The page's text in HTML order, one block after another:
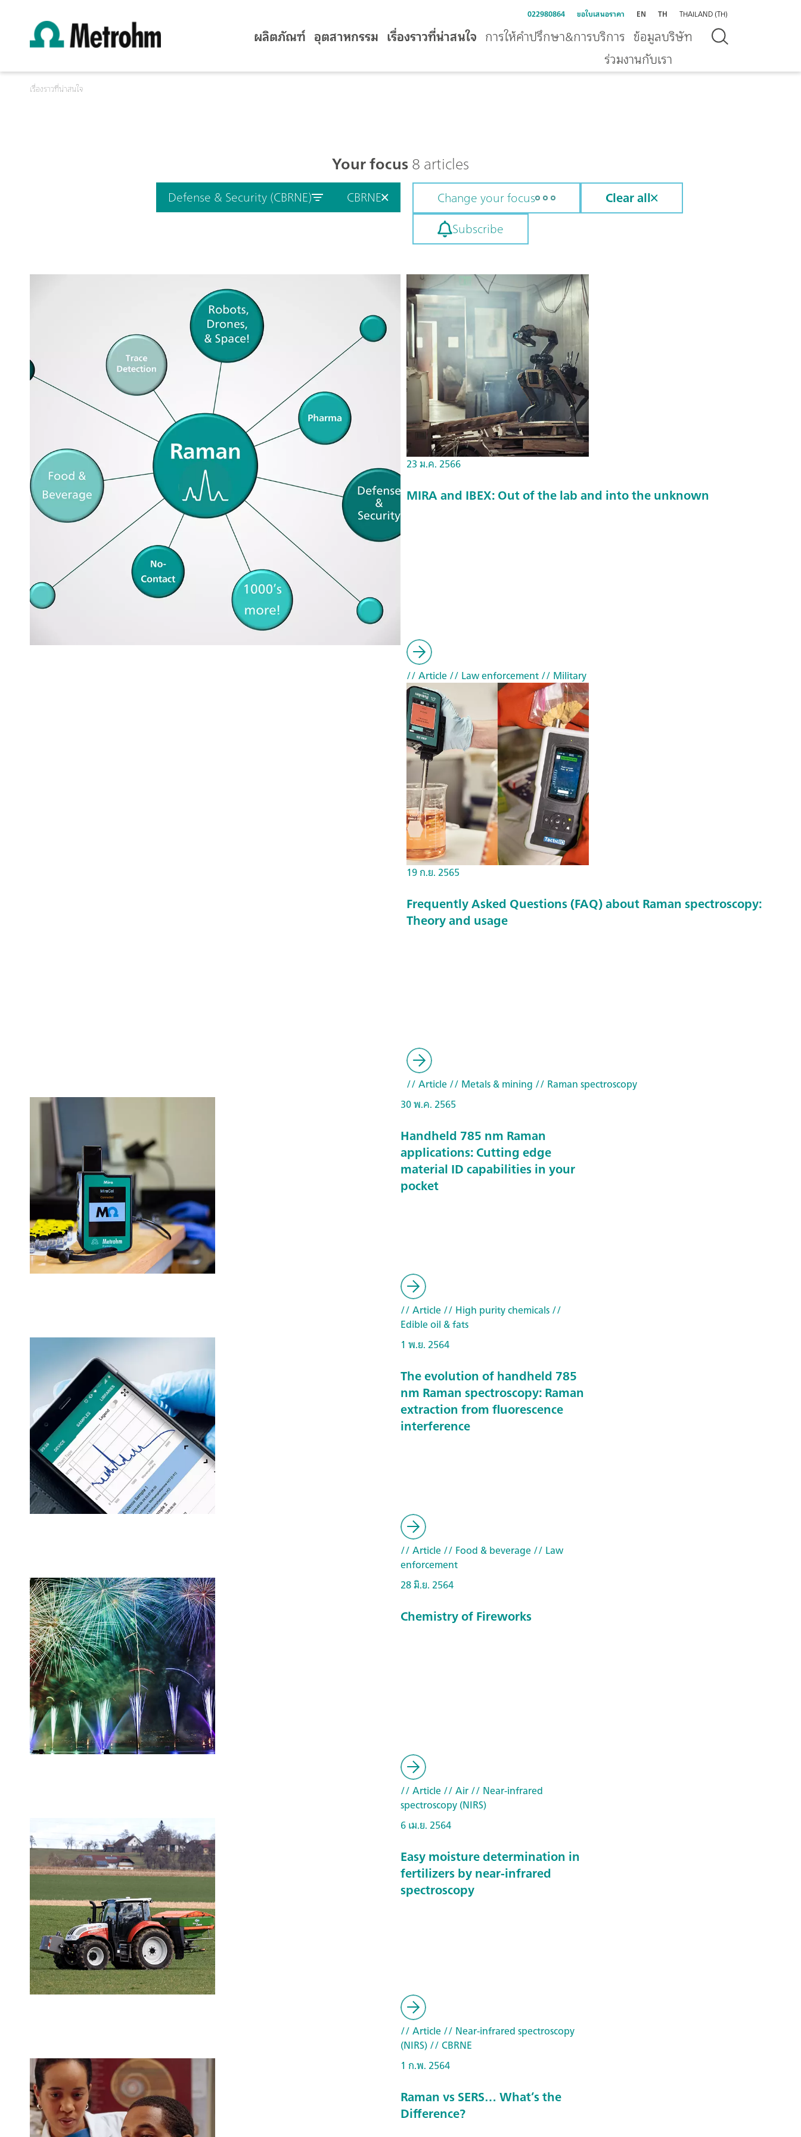
022980864 ขอใบเสนอราคา EN TH THAILAND (TH)
ผลิตภัณฑ์ อุตสาหกรรม เรื่องราวที่น่าสนใจ การให้คำปรึกษา&การบริการ ข้อมูลบริษัท
ร่วมงานกับเรา
เรื่องราวที่น่าสนใจ
Your focus8 articles
Defense & Security (CBRNE) CBRNE Change your focus
Clear all
Subscribe
23 ม.ค. 2566
MIRA and IBEX: Out of the lab and into the unknown
// Article// Law enforcement// Military
19 ก.ย. 2565
Frequently Asked Questions (FAQ) about Raman spectroscopy:
Theory and usage
// Article// Metals & mining // Raman spectroscopy
30 พ.ค. 2565
Handheld 785 nm Raman
applications: Cutting edge
material ID capabilities in your
pocket
// Article// High purity chemicals//
Edible oil & fats
1 พ.ย. 2564
The evolution of handheld 785
nm Raman spectroscopy: Raman
extraction from fluorescence
interference
// Article// Food & beverage// Law
enforcement
28 มิ.ย. 2564
Chemistry of Fireworks
// Article// Air// Near-infrared
spectroscopy (NIRS)
6 เม.ย. 2564
Easy moisture determination in
fertilizers by near-infrared
spectroscopy
// Article// Near-infrared spectroscopy
(NIRS)// CBRNE
1 ก.พ. 2564
Raman vs SERS… What’s the
Difference?